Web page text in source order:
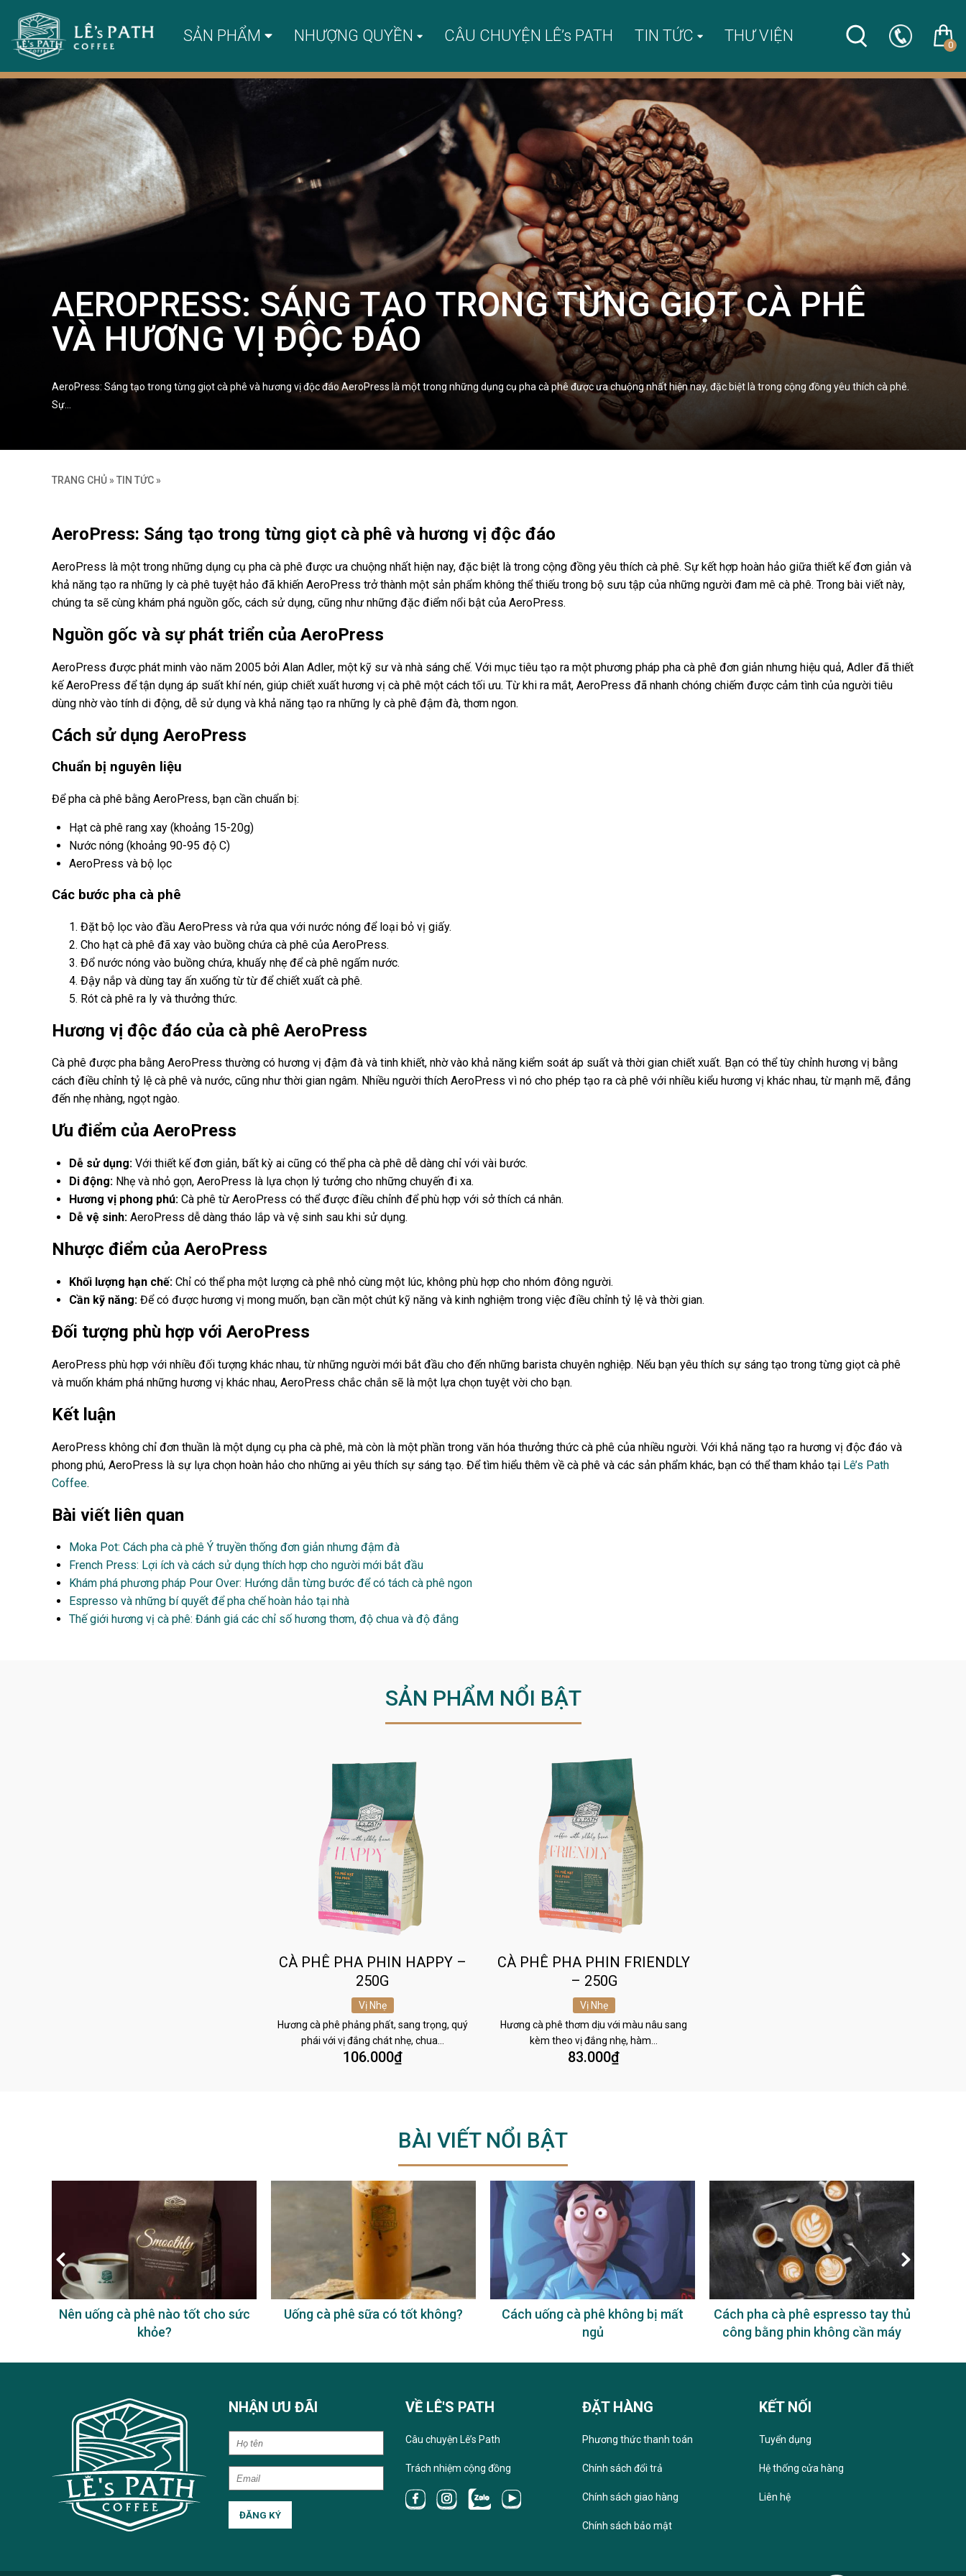
SẢN PHẨM NHƯỢNG QUYỀN CÂU CHUYỆN LÊ’s PATH TIN TỨC THƯ VIỆN 0
AEROPRESS: SÁNG TẠO TRONG TỪNG GIỌT CÀ PHÊ
VÀ HƯƠNG VỊ ĐỘC ĐÁO
AeroPress: Sáng tạo trong từng giọt cà phê và hương vị độc đáo AeroPress là một trong những dụng cụ pha cà phê được ưa chuộng nhất hiện nay, đặc biệt là trong cộng đồng yêu thích cà phê.
Sự…
TRANG CHỦ » TIN TỨC »
AeroPress: Sáng tạo trong từng giọt cà phê và hương vị độc đáo
AeroPress là một trong những dụng cụ pha cà phê được ưa chuộng nhất hiện nay, đặc biệt là trong cộng đồng yêu thích cà phê. Sự kết hợp hoàn hảo giữa thiết kế đơn giản và
khả năng tạo ra những ly cà phê tuyệt hảo đã khiến AeroPress trở thành một sản phẩm không thể thiếu trong bộ sưu tập của những người đam mê cà phê. Trong bài viết này,
chúng ta sẽ cùng khám phá nguồn gốc, cách sử dụng, cũng như những đặc điểm nổi bật của AeroPress.
Nguồn gốc và sự phát triển của AeroPress
AeroPress được phát minh vào năm 2005 bởi Alan Adler, một kỹ sư và nhà sáng chế. Với mục tiêu tạo ra một phương pháp pha cà phê đơn giản nhưng hiệu quả, Adler đã thiết
kế AeroPress để tận dụng áp suất khí nén, giúp chiết xuất hương vị cà phê một cách tối ưu. Từ khi ra mắt, AeroPress đã nhanh chóng chiếm được cảm tình của người tiêu
dùng nhờ vào tính di động, dễ sử dụng và khả năng tạo ra những ly cà phê đậm đà, thơm ngon.
Cách sử dụng AeroPress
Chuẩn bị nguyên liệu
Để pha cà phê bằng AeroPress, bạn cần chuẩn bị:
Hạt cà phê rang xay (khoảng 15-20g)
Nước nóng (khoảng 90-95 độ C)
AeroPress và bộ lọc
Các bước pha cà phê
Đặt bộ lọc vào đầu AeroPress và rửa qua với nước nóng để loại bỏ vị giấy.
Cho hạt cà phê đã xay vào buồng chứa cà phê của AeroPress.
Đổ nước nóng vào buồng chứa, khuấy nhẹ để cà phê ngấm nước.
Đậy nắp và dùng tay ấn xuống từ từ để chiết xuất cà phê.
Rót cà phê ra ly và thưởng thức.
Hương vị độc đáo của cà phê AeroPress
Cà phê được pha bằng AeroPress thường có hương vị đậm đà và tinh khiết, nhờ vào khả năng kiểm soát áp suất và thời gian chiết xuất. Bạn có thể tùy chỉnh hương vị bằng
cách điều chỉnh tỷ lệ cà phê và nước, cũng như thời gian ngâm. Nhiều người thích AeroPress vì nó cho phép tạo ra cà phê với nhiều kiểu hương vị khác nhau, từ mạnh mẽ, đắng
đến nhẹ nhàng, ngọt ngào.
Ưu điểm của AeroPress
Dễ sử dụng: Với thiết kế đơn giản, bất kỳ ai cũng có thể pha cà phê dễ dàng chỉ với vài bước.
Di động: Nhẹ và nhỏ gọn, AeroPress là lựa chọn lý tưởng cho những chuyến đi xa.
Hương vị phong phú: Cà phê từ AeroPress có thể được điều chỉnh để phù hợp với sở thích cá nhân.
Dễ vệ sinh: AeroPress dễ dàng tháo lắp và vệ sinh sau khi sử dụng.
Nhược điểm của AeroPress
Khối lượng hạn chế: Chỉ có thể pha một lượng cà phê nhỏ cùng một lúc, không phù hợp cho nhóm đông người.
Cần kỹ năng: Để có được hương vị mong muốn, bạn cần một chút kỹ năng và kinh nghiệm trong việc điều chỉnh tỷ lệ và thời gian.
Đối tượng phù hợp với AeroPress
AeroPress phù hợp với nhiều đối tượng khác nhau, từ những người mới bắt đầu cho đến những barista chuyên nghiệp. Nếu bạn yêu thích sự sáng tạo trong từng giọt cà phê
và muốn khám phá những hương vị khác nhau, AeroPress chắc chắn sẽ là một lựa chọn tuyệt vời cho bạn.
Kết luận
AeroPress không chỉ đơn thuần là một dụng cụ pha cà phê, mà còn là một phần trong văn hóa thưởng thức cà phê của nhiều người. Với khả năng tạo ra hương vị độc đáo và
phong phú, AeroPress là sự lựa chọn hoàn hảo cho những ai yêu thích sự sáng tạo. Để tìm hiểu thêm về cà phê và các sản phẩm khác, bạn có thể tham khảo tại Lê’s Path
Coffee.
Bài viết liên quan
Moka Pot: Cách pha cà phê Ý truyền thống đơn giản nhưng đậm đà
French Press: Lợi ích và cách sử dụng thích hợp cho người mới bắt đầu
Khám phá phương pháp Pour Over: Hướng dẫn từng bước để có tách cà phê ngon
Espresso và những bí quyết để pha chế hoàn hảo tại nhà
Thế giới hương vị cà phê: Đánh giá các chỉ số hương thơm, độ chua và độ đắng
SẢN PHẨM NỔI BẬT
CÀ PHÊ PHA PHIN HAPPY –
250G
Vị Nhẹ
Hương cà phê phảng phất, sang trọng, quý
phái với vị đắng chát nhẹ, chua…
106.000₫
CÀ PHÊ PHA PHIN FRIENDLY
– 250G
Vị Nhẹ
Hương cà phê thơm dịu với màu nâu sang
kèm theo vị đắng nhẹ, hàm…
83.000₫
BÀI VIẾT NỔI BẬT
Nên uống cà phê nào tốt cho sức
khỏe?
Uống cà phê sữa có tốt không?
Cách uống cà phê không bị mất
ngủ
Cách pha cà phê espresso tay thủ
công bằng phin không cần máy
NHẬN ƯU ĐÃI VỀ LÊ'S PATH
Câu chuyện Lê’s Path
Trách nhiệm cộng đồng
ĐẶT HÀNG
Phương thức thanh toán
Chính sách đổi trả
Chính sách giao hàng
Chính sách bảo mật
KẾT NỐI
Tuyển dụng
Hệ thống cửa hàng
Liên hệ